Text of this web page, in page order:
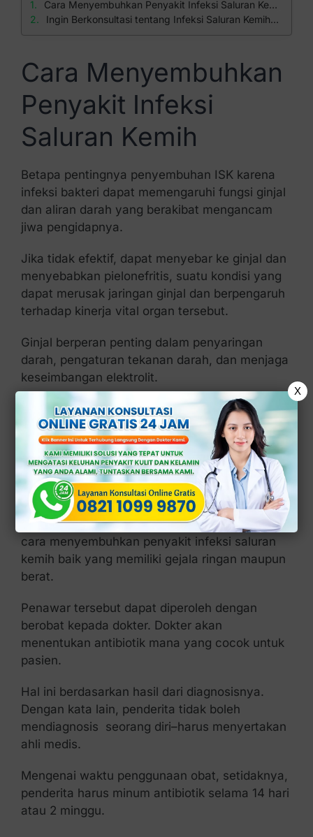
Cara Menyembuhkan Penyakit Infeksi Saluran Kemih
Ingin Berkonsultasi tentang Infeksi Saluran Kemih? Hubungi Klinik Apollo
Cara Menyembuhkan
Penyakit Infeksi
Saluran Kemih
Betapa pentingnya penyembuhan ISK karena
infeksi bakteri dapat memengaruhi fungsi ginjal
dan aliran darah yang berakibat mengancam
jiwa pengidapnya.
Jika tidak efektif, dapat menyebar ke ginjal dan
menyebabkan pielonefritis, suatu kondisi yang
dapat merusak jaringan ginjal dan berpengaruh
terhadap kinerja vital organ tersebut.
Ginjal berperan penting dalam penyaringan
darah, pengaturan tekanan darah, dan menjaga
keseimbangan elektrolit.
Oleh karenanya, infeksi ginjal dapat
menghambat kemampuan ginjal dalam
melaksanakan tugas-tugas tersebut.
Yang pada intinya, kondisi medis ini harus
disembuhkan dengan segera.
Mengonsumsi obat antibiotik tertentu adalah
cara menyembuhkan penyakit infeksi saluran
kemih baik yang memiliki gejala ringan maupun
berat.
Penawar tersebut dapat diperoleh dengan
berobat kepada dokter. Dokter akan
menentukan antibiotik mana yang cocok untuk
pasien.
Hal ini berdasarkan hasil dari diagnosisnya.
Dengan kata lain, penderita tidak boleh
mendiagnosis seorang diri–harus menyertakan
ahli medis.
Mengenai waktu penggunaan obat, setidaknya,
penderita harus minum antibiotik selama 14 hari
atau 2 minggu.
X